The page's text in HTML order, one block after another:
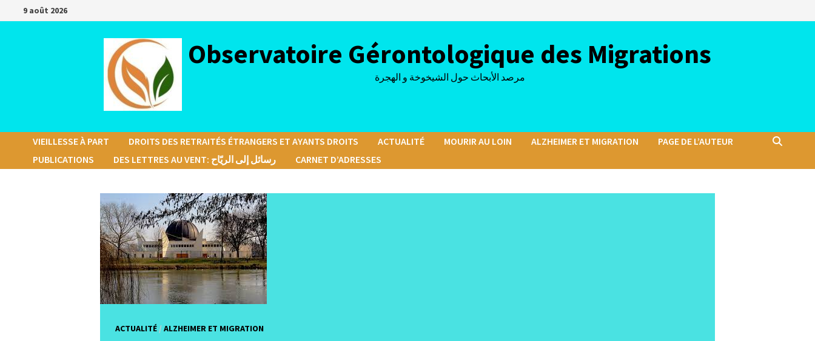
Passer
au
9 août 2026
Observatoire Gérontologique des Migrations
مرصد الأبحاث حول الشيخوخة و الهجرة
VIEILLESSE À PART DROITS DES RETRAITÉS ÉTRANGERS ET AYANTS DROITS ACTUALITÉ MOURIR AU LOIN ALZHEIMER ET MIGRATION
PAGE DE L’AUTEUR
PUBLICATIONS
DES LETTRES AU VENT: رسائل إلى الريّاح CARNET D’ADRESSES
ACTUALITÉ /ALZHEIMER ET MIGRATION